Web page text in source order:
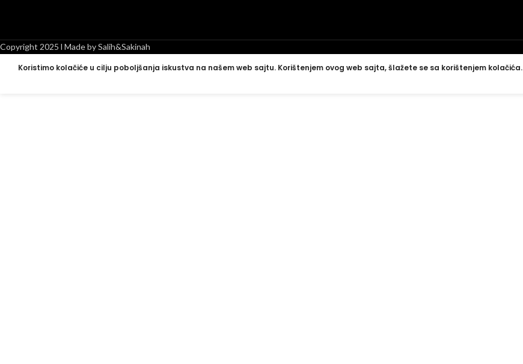
Copyright 2025 l Made by Salih&Sakinah
Koristimo kolačiće u cilju poboljšanja iskustva na našem web sajtu. Korištenjem ovog web sajta, šlažete se sa korištenjem kolačića.